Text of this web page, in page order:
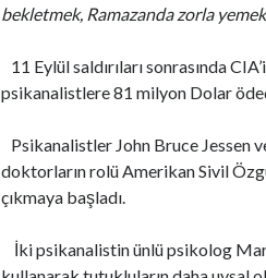
bekletmek, Ramazanda zorla
11 Eylül saldırıları sonrasında
psikanalistlere 81 milyon Dolar
Psikanalistler John Bruce Jessen
doktorların rolü Amerikan Sivil
çıkmaya başladı.
İki psikanalistin ünlü psikolog